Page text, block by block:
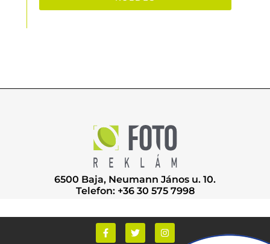
6500 Baja, Neumann János u. 10.
Telefon: +36 30 575 7998
F
a
T
w
I
n